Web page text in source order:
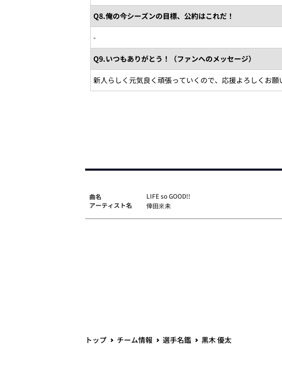
Q8.俺の今シーズンの目標、公約はこれだ！
-
Q9.いつもありがとう！（ファンへのメッセージ）
新人らしく元気良く頑張っていくので、応援よろしくお願
曲名
アーティスト名
LIFE so GOOD!!
倖田來未
トップ チーム情報 選手名鑑 黒木 優太